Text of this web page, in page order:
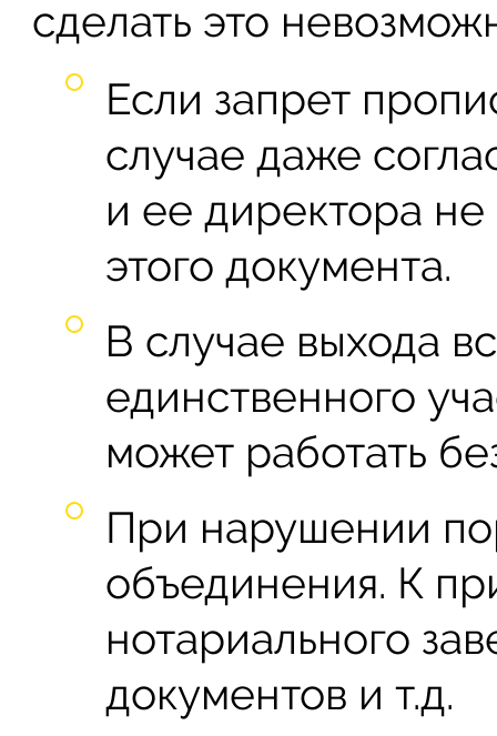
сделать это
Если запрет
случае даже
и ее директора
этого документа.
В случае выхода
единственного
может работать
При нарушении
объединения. К
нотариального
документов и т.д.